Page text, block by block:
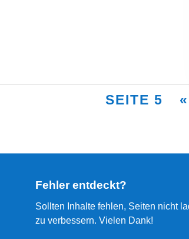
SEITE 5
Fehler entdeckt?
Sollten Inhalte fehlen, Seiten nicht
zu verbessern. Vielen Dank!